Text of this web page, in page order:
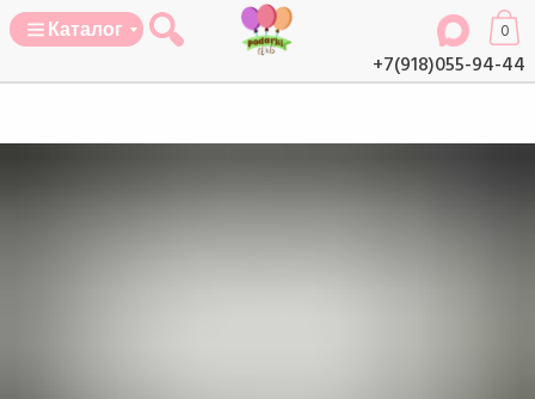
+7(918)055-94-44
0
Каталог